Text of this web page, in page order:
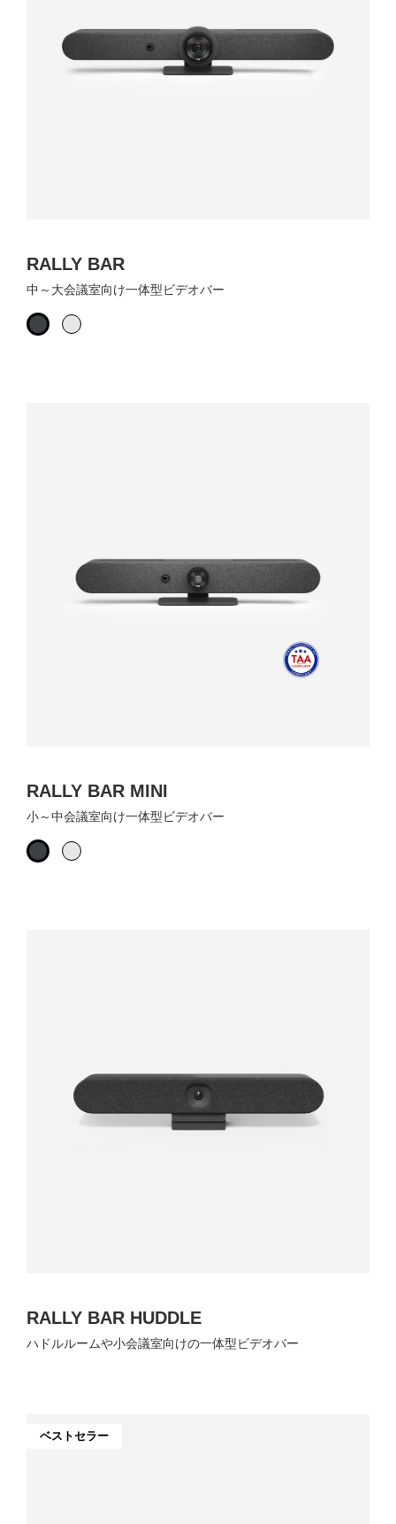
RALLY BAR
中～大会議室向け一体型ビデオバー
RALLY BAR MINI
小～中会議室向け一体型ビデオバー
RALLY BAR HUDDLE
ハドルルームや小会議室向けの一体型ビデオバー
ベストセラー